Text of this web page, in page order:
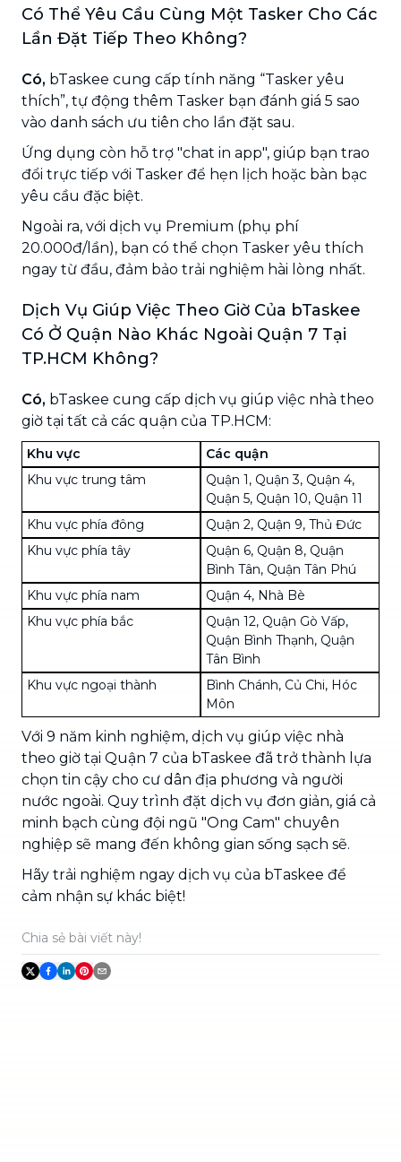
Có Thể Yêu Cầu Cùng Một Tasker Cho Các
Lần Đặt Tiếp Theo Không?
Có, bTaskee cung cấp tính năng “Tasker yêu
thích”, tự động thêm Tasker bạn đánh giá 5 sao
vào danh sách ưu tiên cho lần đặt sau.
Ứng dụng còn hỗ trợ "chat in app", giúp bạn trao
đổi trực tiếp với Tasker để hẹn lịch hoặc bàn bạc
yêu cầu đặc biệt.
Ngoài ra, với dịch vụ Premium (phụ phí
20.000đ/lần), bạn có thể chọn Tasker yêu thích
ngay từ đầu, đảm bảo trải nghiệm hài lòng nhất.
Dịch Vụ Giúp Việc Theo Giờ Của bTaskee
Có Ở Quận Nào Khác Ngoài Quận 7 Tại
TP.HCM Không?
Có, bTaskee cung cấp dịch vụ giúp việc nhà theo
giờ tại tất cả các quận của TP.HCM:
Khu vực
Các quận
Khu vực trung tâm
Quận 1, Quận 3, Quận 4,
Quận 5, Quận 10, Quận 11
Khu vực phía đông
Quận 2, Quận 9, Thủ Đức
Khu vực phía tây
Quận 6, Quận 8, Quận
Bình Tân, Quận Tân Phú
Khu vực phía nam
Quận 4, Nhà Bè
Khu vực phía bắc
Quận 12, Quận Gò Vấp,
Quận Bình Thạnh, Quận
Tân Bình
Khu vực ngoại thành
Bình Chánh, Củ Chi, Hóc
Môn
Với 9 năm kinh nghiệm, dịch vụ giúp việc nhà
theo giờ tại Quận 7 của bTaskee đã trở thành lựa
chọn tin cậy cho cư dân địa phương và người
nước ngoài. Quy trình đặt dịch vụ đơn giản, giá cả
minh bạch cùng đội ngũ "Ong Cam" chuyên
nghiệp sẽ mang đến không gian sống sạch sẽ.
Hãy trải nghiệm ngay dịch vụ của bTaskee để
cảm nhận sự khác biệt!
Chia sẻ bài viết này!